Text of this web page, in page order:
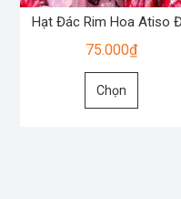
Hạt Đác Rim Hoa Atiso
75.000₫
Chọn
Sản